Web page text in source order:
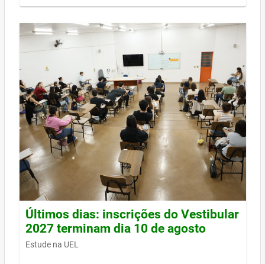
Últimos dias: inscrições do Vestibular
2027 terminam dia 10 de agosto
Estude na UEL